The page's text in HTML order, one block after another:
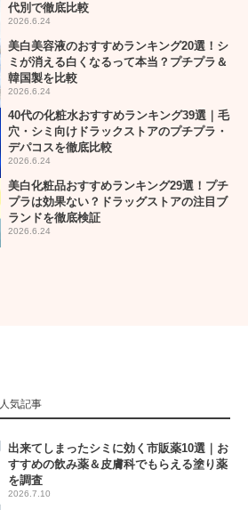
代別で徹底比較
2026.6.24
美白美容液のおすすめランキング20選！シ
ミが消える白くなるって本当？プチプラ＆
韓国製を比較
2026.6.24
40代の化粧水おすすめランキング39選｜毛
穴・シミ向けドラックストアのプチプラ・
デパコスを徹底比較
2026.6.24
美白化粧品おすすめランキング29選！プチ
プラは効果ない？ドラッグストアの注目ブ
ランドを徹底検証
2026.6.24
人気記事
出来てしまったシミに効く市販薬10選｜お
すすめの飲み薬＆皮膚科でもらえる塗り薬
を調査
2026.7.10